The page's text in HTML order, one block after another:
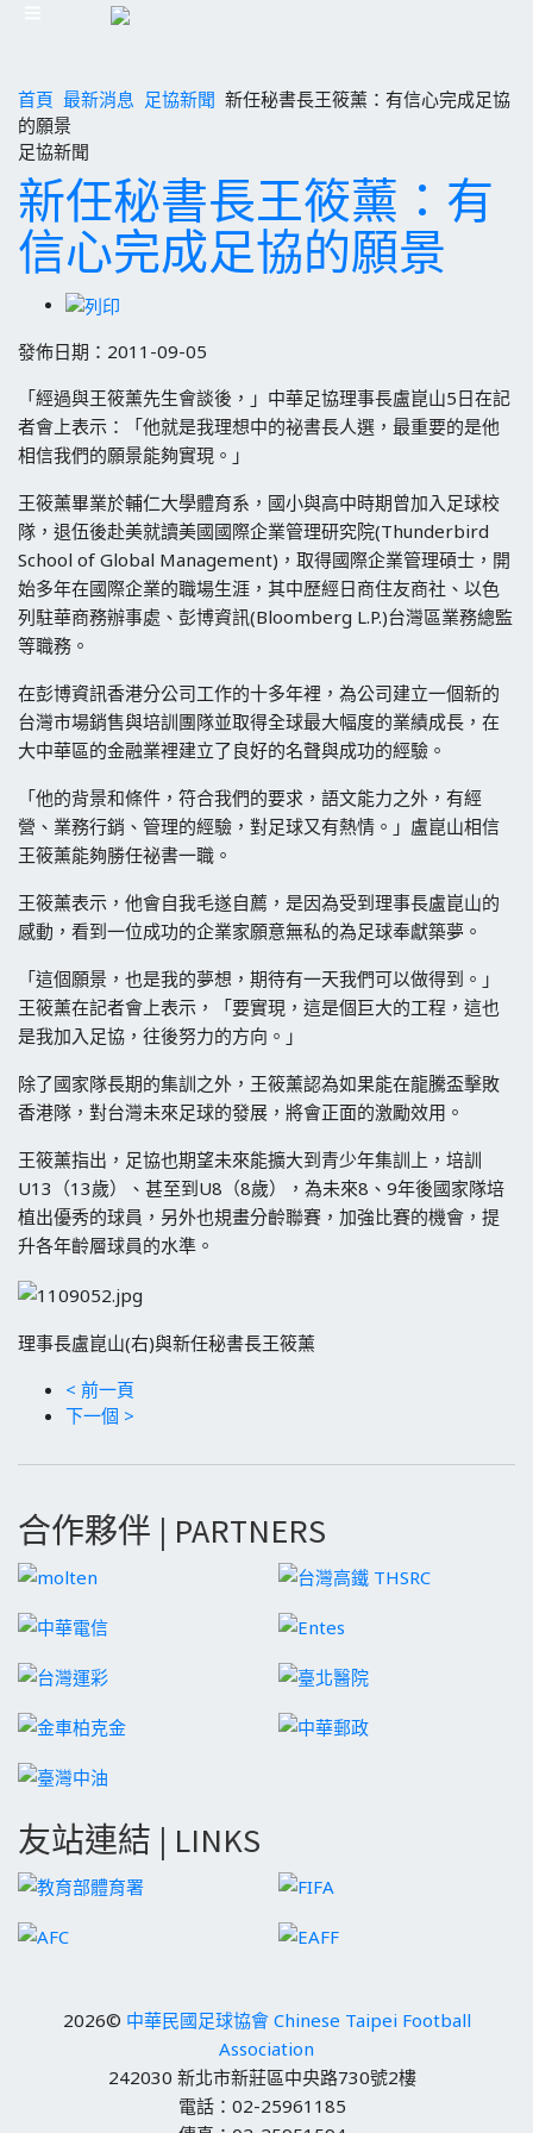
首頁 最新消息 足協新聞 新任秘書長王筱薰：有信心完成足協
的願景
足協新聞
新任秘書長王筱薰：有
信心完成足協的願景
發佈日期：2011-09-05
「經過與王筱薰先生會談後，」中華足協理事長盧崑山5日在記
者會上表示：「他就是我理想中的祕書長人選，最重要的是他
相信我們的願景能夠實現。」
王筱薰畢業於輔仁大學體育系，國小與高中時期曾加入足球校
隊，退伍後赴美就讀美國國際企業管理研究院(Thunderbird
School of Global Management)，取得國際企業管理碩士，開
始多年在國際企業的職場生涯，其中歷經日商住友商社、以色
列駐華商務辦事處、彭博資訊(Bloomberg L.P.)台灣區業務總監
等職務。
在彭博資訊香港分公司工作的十多年裡，為公司建立一個新的
台灣市場銷售與培訓團隊並取得全球最大幅度的業績成長，在
大中華區的金融業裡建立了良好的名聲與成功的經驗。
「他的背景和條件，符合我們的要求，語文能力之外，有經
營、業務行銷、管理的經驗，對足球又有熱情。」盧崑山相信
王筱薰能夠勝任祕書一職。
王筱薰表示，他會自我毛遂自薦，是因為受到理事長盧崑山的
感動，看到一位成功的企業家願意無私的為足球奉獻築夢。
「這個願景，也是我的夢想，期待有一天我們可以做得到。」
王筱薰在記者會上表示，「要實現，這是個巨大的工程，這也
是我加入足協，往後努力的方向。」
除了國家隊長期的集訓之外，王筱薰認為如果能在龍騰盃擊敗
香港隊，對台灣未來足球的發展，將會正面的激勵效用。
王筱薰指出，足協也期望未來能擴大到青少年集訓上，培訓
U13（13歲）、甚至到U8（8歲），為未來8、9年後國家隊培
植出優秀的球員，另外也規畫分齡聯賽，加強比賽的機會，提
升各年齡層球員的水準。
理事長盧崑山(右)與新任秘書長王筱薰
< 前一頁
下一個 >
合作夥伴 | PARTNERS
友站連結 | LINKS
2026© 中華民國足球協會 Chinese Taipei Football
Association
242030 新北市新莊區中央路730號2樓
電話：02-25961185